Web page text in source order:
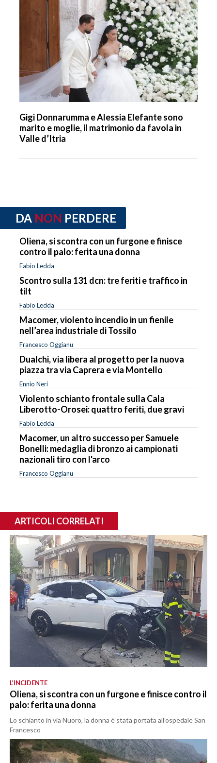
Gigi Donnarumma e Alessia Elefante sono
marito e moglie, il matrimonio da favola in
Valle d’Itria
DA NON PERDERE
Oliena, si scontra con un furgone e finisce
contro il palo: ferita una donna
Fabio Ledda
Scontro sulla 131 dcn: tre feriti e traffico in
tilt
Fabio Ledda
Macomer, violento incendio in un fienile
nell’area industriale di Tossilo
Francesco Oggianu
Dualchi, via libera al progetto per la nuova
piazza tra via Caprera e via Montello
Ennio Neri
Violento schianto frontale sulla Cala
Liberotto-Orosei: quattro feriti, due gravi
Fabio Ledda
Macomer, un altro successo per Samuele
Bonelli: medaglia di bronzo ai campionati
nazionali tiro con l'arco
Francesco Oggianu
ARTICOLI CORRELATI
L’INCIDENTE
Oliena, si scontra con un furgone e finisce contro il
palo: ferita una donna
Lo schianto in via Nuoro, la donna è stata portata all’ospedale San
Francesco